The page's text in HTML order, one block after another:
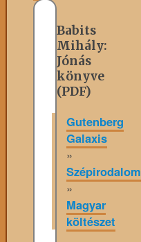
Babits
Mihály:
Jónás
könyve
(PDF)
Gutenberg
Galaxis
»
Szépirodalom
»
Magyar
költészet